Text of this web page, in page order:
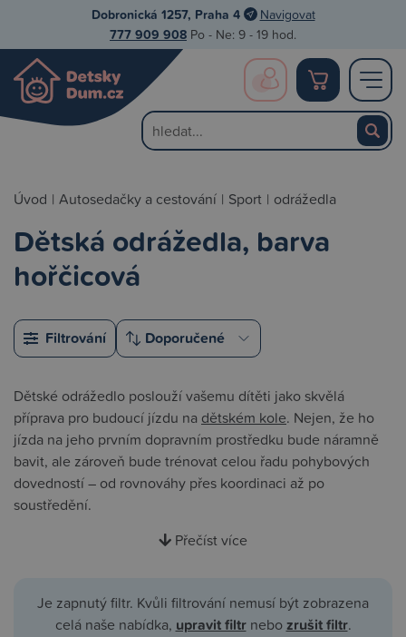
Dobronická 1257, Praha 4 Navigovat
777 909 908 Po - Ne: 9 - 19 hod.
Úvod | Autosedačky a cestování | Sport | odrážedla
Dětská odrážedla, barva
hořčicová
Filtrování
Dětské odrážedlo poslouží vašemu dítěti jako skvělá
příprava pro budoucí jízdu na dětském kole. Nejen, že ho
jízda na jeho prvním dopravním prostředku bude náramně
bavit, ale zároveň bude trénovat celou řadu pohybových
dovedností – od rovnováhy přes koordinaci až po
soustředění.
Přečíst více
Je zapnutý filtr. Kvůli filtrování nemusí být zobrazena
celá naše nabídka, upravit filtrnebozrušit filtr.